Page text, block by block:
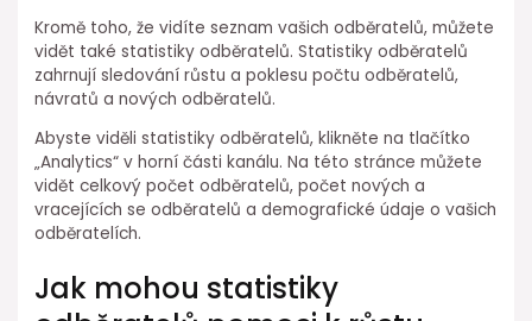
Kromě toho, že vidíte seznam vašich odběratelů, můžete
vidět také statistiky odběratelů. Statistiky odběratelů
zahrnují sledování růstu a poklesu počtu odběratelů,
návratů a nových odběratelů.
Abyste viděli statistiky odběratelů, klikněte na tlačítko
„Analytics“ v horní části kanálu. Na této stránce můžete
vidět celkový počet odběratelů, počet nových a
vracejících se odběratelů a demografické údaje o vašich
odběratelích.
Jak mohou statistiky